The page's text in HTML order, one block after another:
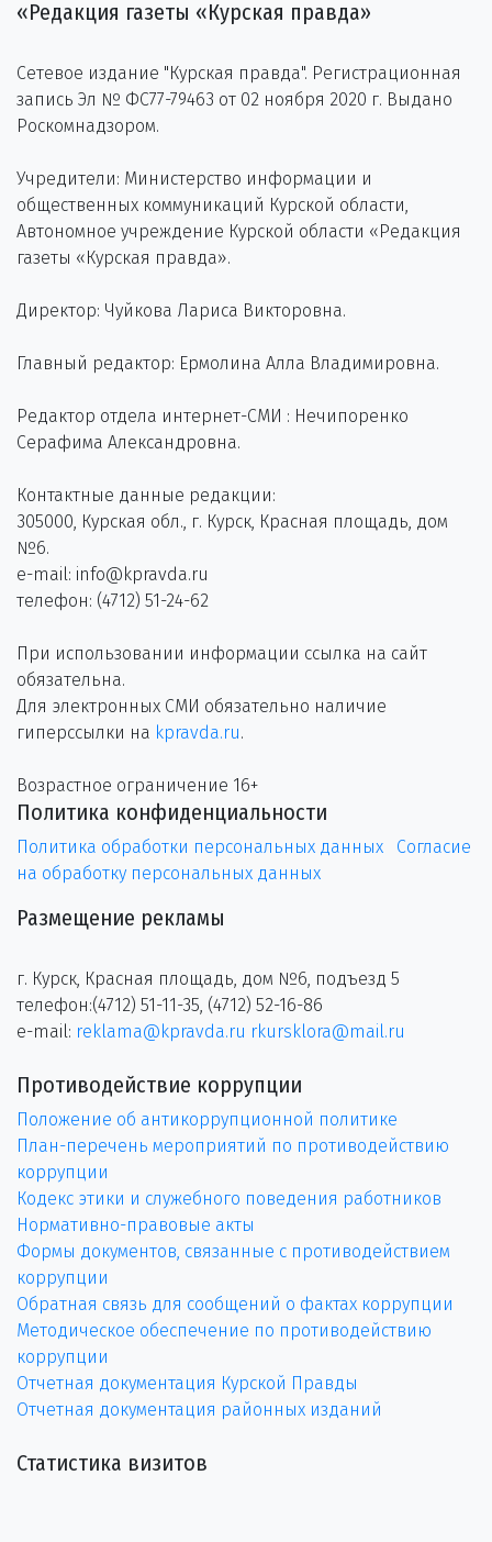
«Редакция газеты «Курская правда»
Сетевое издание "Курская правда". Регистрационная
запись Эл № ФС77-79463 от 02 ноября 2020 г. Выдано
Роскомнадзором.
Учредители: Министерство информации и
общественных коммуникаций Курской области,
Автономное учреждение Курской области «Редакция
газеты «Курская правда».
Директор: Чуйкова Лариса Викторовна.
Главный редактор: Ермолина Алла Владимировна.
Редактор отдела интернет-СМИ : Нечипоренко
Серафима Александровна.
Контактные данные редакции:
305000, Курская обл., г. Курск, Красная площадь, дом
№6.
e-mail: info@kpravda.ru
телефон: (4712) 51-24-62
При использовании информации ссылка на сайт
обязательна.
Для электронных СМИ обязательно наличие
гиперссылки на kpravda.ru.
Возрастное ограничение 16+
Политика конфиденциальности
Политика обработки персональных данных
Согласие
на обработку персональных данных
Размещение рекламы
г. Курск, Красная площадь, дом №6, подъезд 5
телефон:(4712) 51-11-35, (4712) 52-16-86
e-mail: reklama@kpravda.ru rkursklora@mail.ru
Противодействие коррупции
Положение об антикоррупционной политике
План-перечень мероприятий по противодействию
коррупции
Кодекс этики и служебного поведения работников
Нормативно-правовые акты
Формы документов, связанные с противодействием
коррупции
Обратная связь для сообщений о фактах коррупции
Методическое обеспечение по противодействию
коррупции
Отчетная документация Курской Правды
Отчетная документация районных изданий
Статистика визитов